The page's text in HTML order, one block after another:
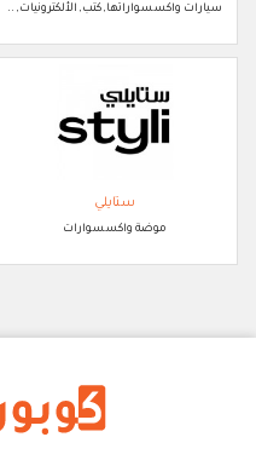
سيارات واكسسواراتها, كتب, الألكترونيات, ..
ستايلي
موضة واكسسوارات